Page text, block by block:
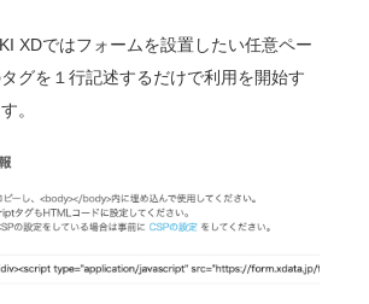
XDではフォームを設置したい任意ペー
グを１行記述するだけで利用を開始す
。